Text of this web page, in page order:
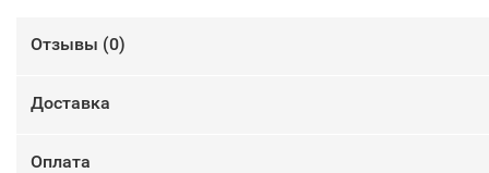
Отзывы (0)
Доставка
Оплата